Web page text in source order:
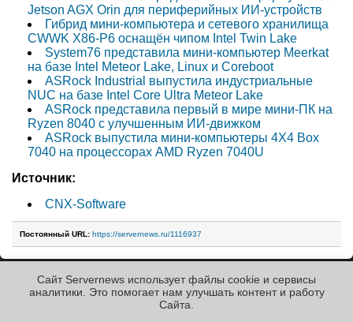
Jetson AGX Orin для периферийных ИИ-устройств
Гибрид мини-компьютера и сетевого хранилища
CWWK X86-P6 оснащён чипом Intel Twin Lake
System76 представила мини-компьютер Meerkat
на базе Intel Meteor Lake, Linux и Coreboot
ASRock Industrial выпустила индустриальные
NUC на базе Intel Core Ultra Meteor Lake
ASRock представила первый в мире мини-ПК на
Ryzen 8040 с улучшенным ИИ-движком
ASRock выпустила мини-компьютеры 4X4 Box
7040 на процессорах AMD Ryzen 7040U
Источник:
CNX-Software
Постоянный URL: https://servernews.ru/1116937
« Назад к ленте
Сайт Servernews использует файлы cookie и сервисы
аналитики. Это помогает нам улучшать контент и работу
Cайта.